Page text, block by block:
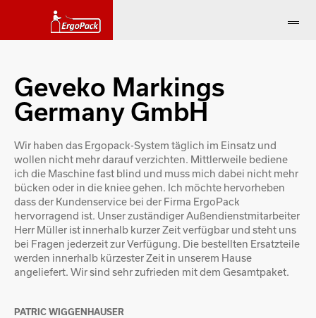
Geveko Markings
Germany GmbH
Wir haben das Ergopack-System täglich im Einsatz und
wollen nicht mehr darauf verzichten. Mittlerweile bediene
ich die Maschine fast blind und muss mich dabei nicht mehr
bücken oder in die kniee gehen. Ich möchte hervorheben
dass der Kundenservice bei der Firma ErgoPack
hervorragend ist. Unser zuständiger Außendienstmitarbeiter
Herr Müller ist innerhalb kurzer Zeit verfügbar und steht uns
bei Fragen jederzeit zur Verfügung. Die bestellten Ersatzteile
werden innerhalb kürzester Zeit in unserem Hause
angeliefert. Wir sind sehr zufrieden mit dem Gesamtpaket.
PATRIC WIGGENHAUSER